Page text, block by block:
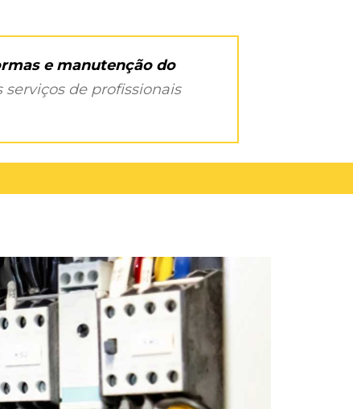
e manutenção do
de profissionais